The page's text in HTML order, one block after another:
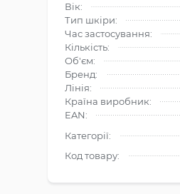
Вік:
Тип шкіри:
Час застосування:
Кількість:
Об'єм:
Бренд:
Лінія:
Країна виробник:
EAN:
Категорії:
Код товару: